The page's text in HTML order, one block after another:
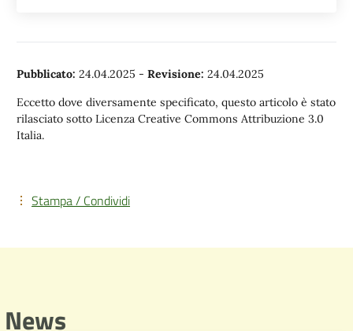
Pubblicato: 24.04.2025 - Revisione: 24.04.2025
Eccetto dove diversamente specificato, questo articolo è stato
rilasciato sotto Licenza Creative Commons Attribuzione 3.0
Italia.
Stampa / Condividi
News